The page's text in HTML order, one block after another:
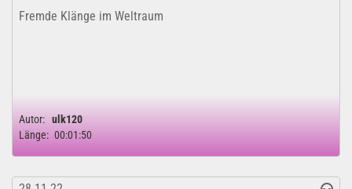
Fremde Klänge im Weltraum
Autor: ulk120
Länge: 00:01:50